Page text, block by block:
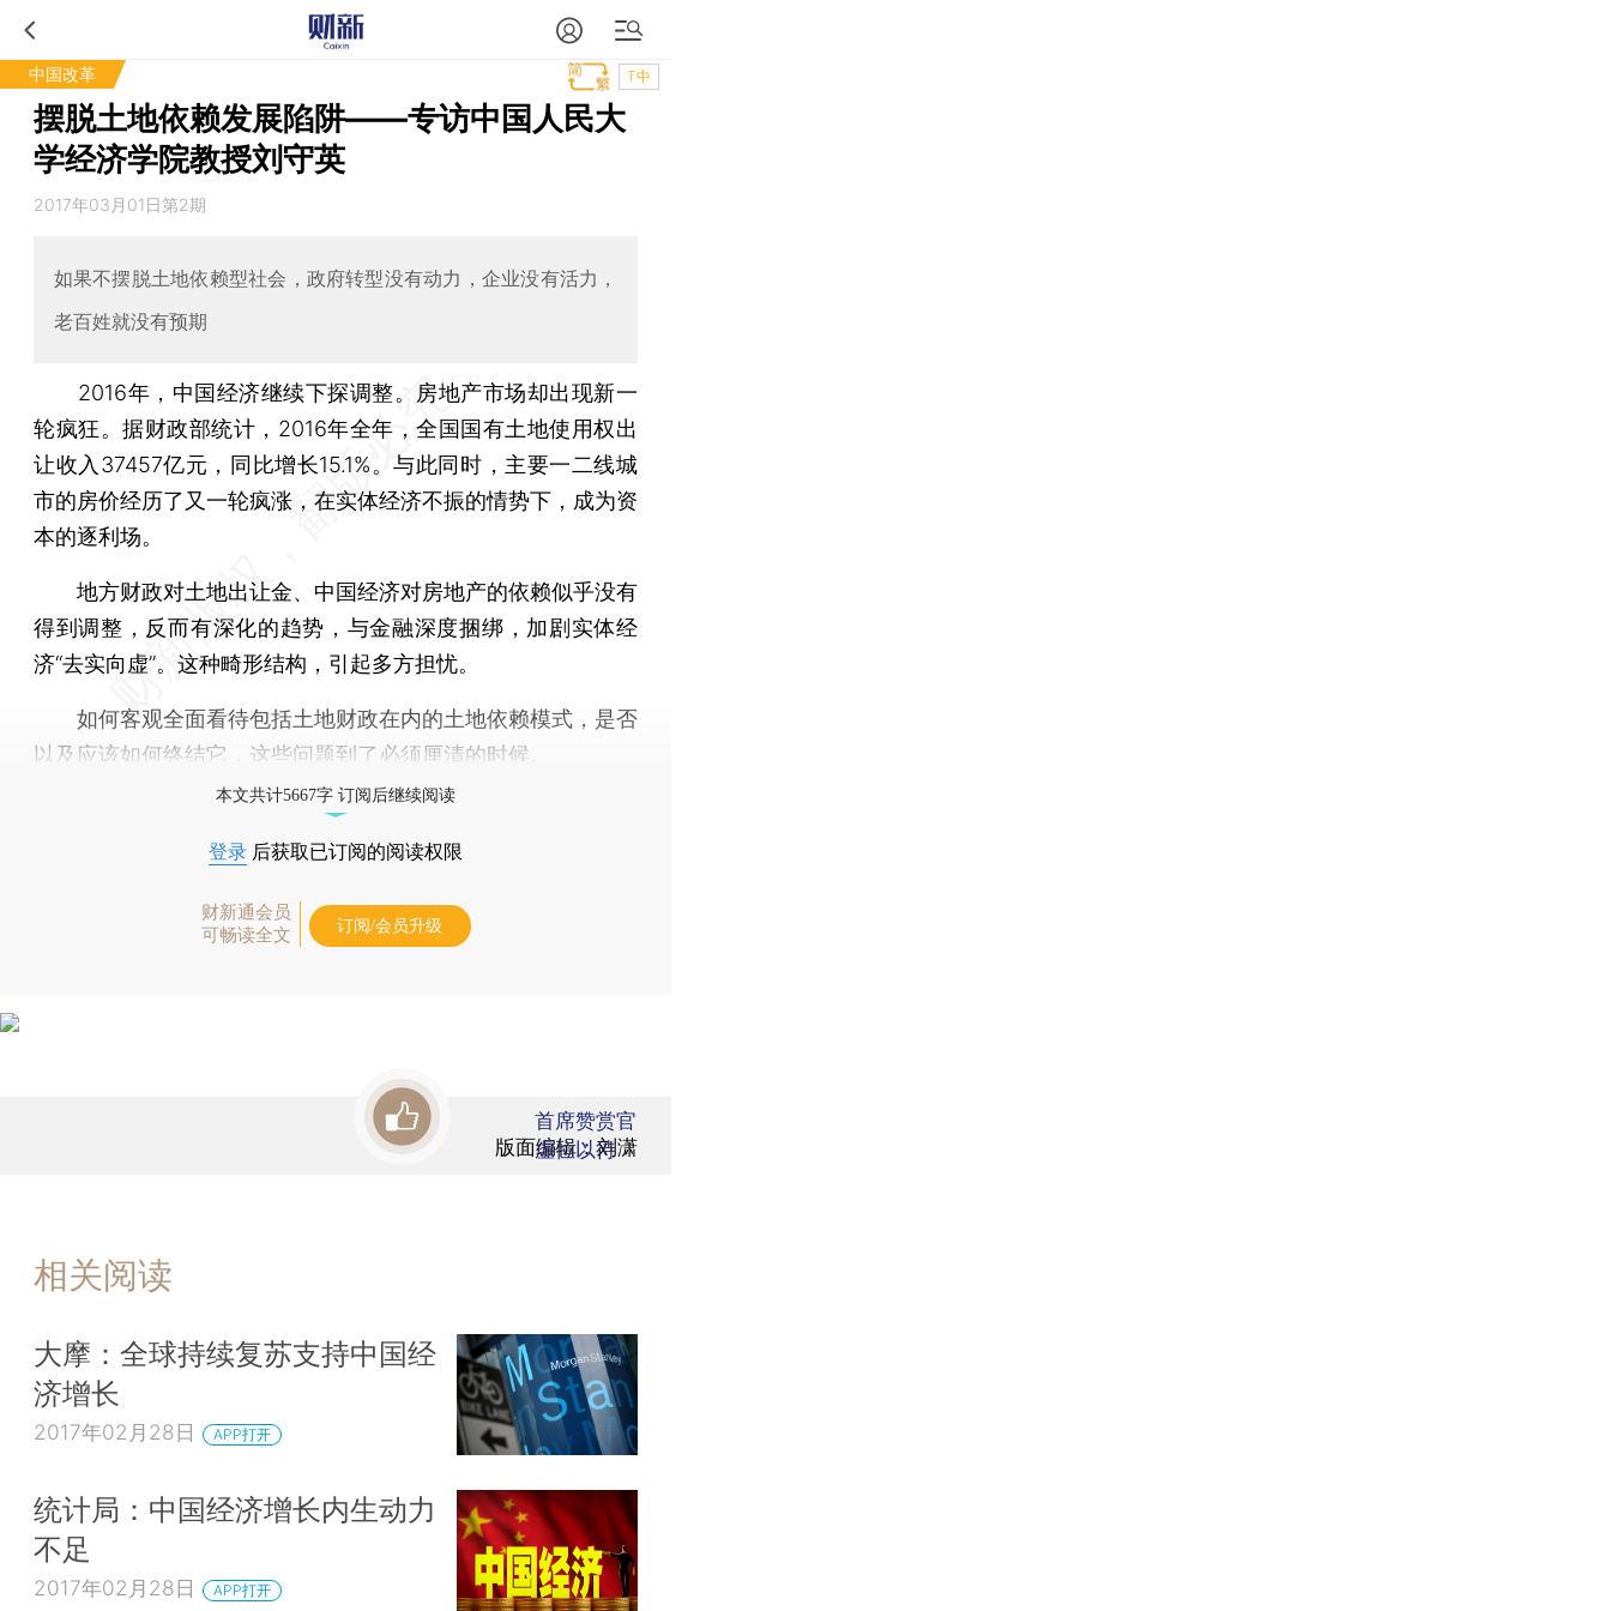
中国改革 T中
摆脱土地依赖发展陷阱——专访中国人民大
学经济学院教授刘守英
2017年03月01日第2期
如果不摆脱土地依赖型社会，政府转型没有动力，企业没有活力，
老百姓就没有预期
2016年，中国经济继续下探调整。房地产市场却出现新一
轮疯狂。据财政部统计，2016年全年，全国国有土地使用权出
让收入37457亿元，同比增长15.1%。与此同时，主要一二线城
市的房价经历了又一轮疯涨，在实体经济不振的情势下，成为资
本的逐利场。
地方财政对土地出让金、中国经济对房地产的依赖似乎没有
得到调整，反而有深化的趋势，与金融深度捆绑，加剧实体经
济“去实向虚”。这种畸形结构，引起多方担忧。
如何客观全面看待包括土地财政在内的土地依赖模式，是否
以及应该如何终结它，这些问题到了必须厘清的时候。
本文共计5667字 订阅后继续阅读
登录 后获取已订阅的阅读权限
财新通会员
可畅读全文
订阅/会员升级
版面编辑：刘潇
首席赞赏官
虚位以待
相关阅读
大摩：全球持续复苏支持中国经
济增长
2017年02月28日 APP打开
统计局：中国经济增长内生动力
不足
2017年02月28日 APP打开